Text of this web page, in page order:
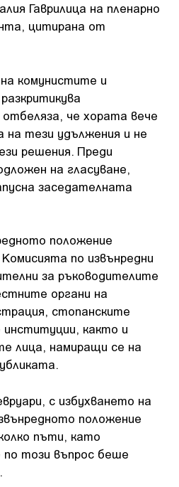
Гаврилица на пленарно
цитирана от
комунистите и
че хората вече
на тези удължения и не
решения. Преди
на гласуване,
заседателната
положение
по извънредни
за ръководителите
органи на
стопанските
институции, както и
лица, намиращи се на
с избухването на
положение
пъти, като
този въпрос беше